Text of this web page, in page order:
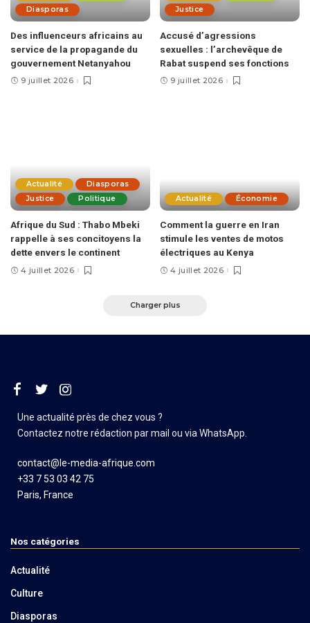
Diasporas
Des influenceurs africains au
service de la propagande du
gouvernement Netanyahou
9 juillet 2026
Justice
Accusé d’agressions
sexuelles : l’archevêque de
Rabat suspend ses fonctions
9 juillet 2026
Actualité
Diasporas
Justice
Politique
Afrique du Sud : Thabo Mbeki
rappelle à ses concitoyens la
dette envers le continent
4 juillet 2026
Actualité Économie
Comment la guerre en Iran
stimule les ventes de motos
électriques au Kenya
4 juillet 2026
Charger plus
Une actualité près de chez vous ?
Contactez notre rédaction par mail ou via WhatsApp.
contact@le-media-afrique.com
+33 7 53 03 42 75
Paris, France
Nos catégories
Actualité
Culture
Diasporas